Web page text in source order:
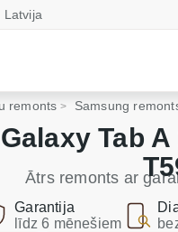
Latvija
remonts Samsung
Tab
Ātrs remonts ar
Garantija
līdz 6 mēnešiem